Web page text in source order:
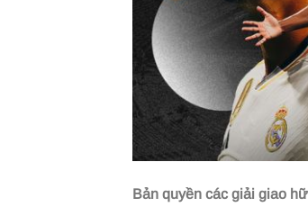
Bản quyền các giải giao